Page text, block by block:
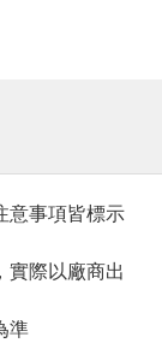
意事項皆標示
實際以廠商出
準